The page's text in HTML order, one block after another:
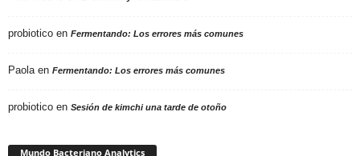
probiotico en Fermentando: Los errores más comunes
Paolaen Fermentando: Los errores más comunes
probiotico en Sesión de kimchi una tarde de otoño
Mundo Bacteriano Analytics